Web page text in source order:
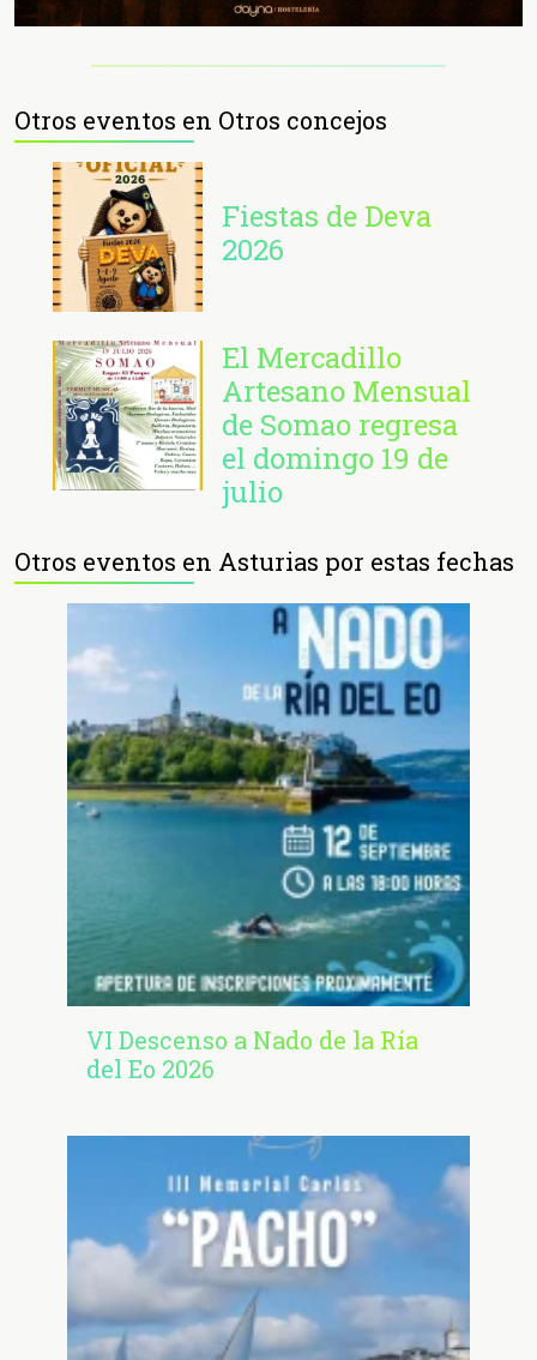
Otros eventos en Otros concejos
Fiestas de Deva
2026
El Mercadillo
Artesano Mensual
de Somao regresa
el domingo 19 de
julio
Otros eventos en Asturias por estas fechas
VI Descenso a Nado de la Ría
del Eo 2026